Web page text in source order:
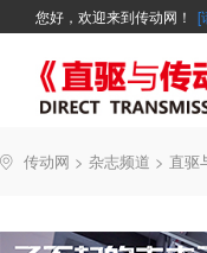
您好，欢迎来到传动网！ [
广告
企业活动
能效碳索
精品 新
世界方案
技术文章
资讯在线
直驱与传动
新年寄语
传动网 > 杂志频道 > 直驱